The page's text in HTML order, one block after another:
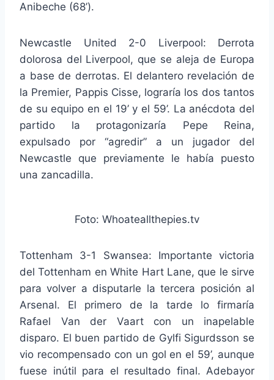
Anibeche (68’).
Newcastle United 2-0 Liverpool: Derrota
dolorosa del Liverpool, que se aleja de Europa
a base de derrotas. El delantero revelación de
la Premier, Pappis Cisse, lograría los dos tantos
de su equipo en el 19’ y el 59’. La anécdota del
partido la protagonizaría Pepe Reina,
expulsado por “agredir” a un jugador del
Newcastle que previamente le había puesto
una zancadilla.
Foto: Whoateallthepies.tv
Tottenham 3-1 Swansea: Importante victoria
del Tottenham en White Hart Lane, que le sirve
para volver a disputarle la tercera posición al
Arsenal. El primero de la tarde lo firmaría
Rafael Van der Vaart con un inapelable
disparo. El buen partido de Gylfi Sigurdsson se
vio recompensado con un gol en el 59’, aunque
fuese inútil para el resultado final. Adebayor